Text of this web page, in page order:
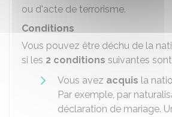
ou d'acte de terrorisme.
Conditions
Vous pouvez être déchu de la
si les 2 conditions suivantes
Vous avez acquis la
Par exemple, par
déclaration de mariage.